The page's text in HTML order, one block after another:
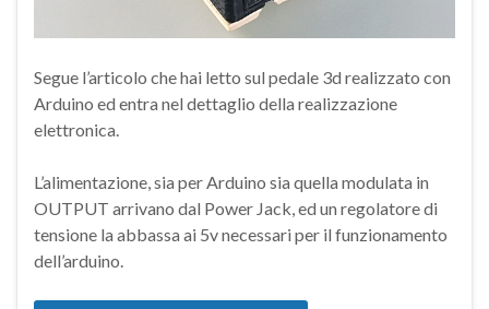
Segue l’articolo che hai letto sul pedale 3d realizzato con
Arduino ed entra nel dettaglio della realizzazione
elettronica.
L’alimentazione, sia per Arduino sia quella modulata in
OUTPUT arrivano dal Power Jack, ed un regolatore di
tensione la abbassa ai 5v necessari per il funzionamento
dell’arduino.